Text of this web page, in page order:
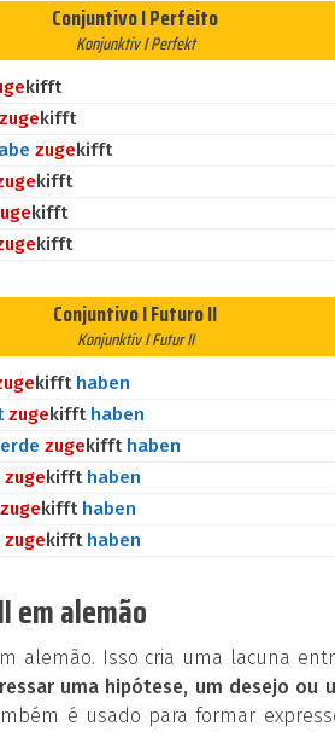
Conjuntivo I Perfeito
Konjunktiv I Perfekt
gekifft
zugekifft
zugekifft
gekifft
gekifft
gekifft
Conjuntivo I Futuro II
Konjunktiv I Futur II
gekifft haben
zugekifft haben
zugekifft haben
zugekifft haben
zugekifft haben
zugekifft haben
em alemão
alemão. Isso cria uma lacuna
uma hipótese, um desejo ou
é usado para formar